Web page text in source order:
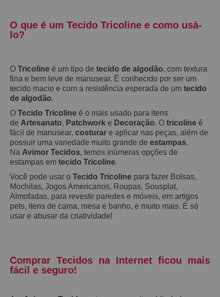
O que é um Tecido Tricoline e como usá-
lo?
O Tricoline é um tipo de tecido de algodão, com textura
fina e bem leve de manusear. É conhecido por ser um
tecido macio e com a resistência esperada de um tecido
de algodão.
O Tecido Tricoline é o mais usado para itens
de Artesanato, Patchwork e Decoração. O tricoline é
fácil de manusear, costurar e aplicar nas peças, além de
possuir uma variedade muito grande de estampas.
Na Avimor Tecidos, temos inúmeras opções de
estampas em tecido Tricoline.
Você pode usar o Tecido Tricoline para fazer Bolsas,
Mochilas, Jogos Americanos, Roupas, Sousplat,
Almofadas, para revestir paredes e móveis, em artigos
pets, itens de cama, mesa e banho, e muito mais. É só
usar e abusar da criatividade!
Comprar Tecidos na Internet ficou mais
fácil e seguro!